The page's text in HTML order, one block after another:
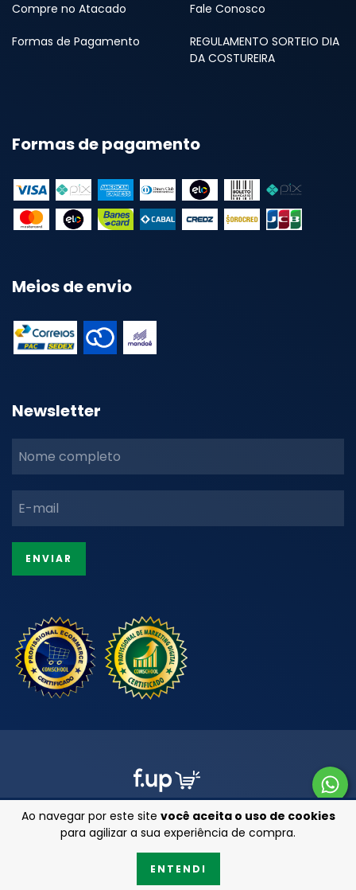
Ao navegar por este site você aceita o uso de cookies
para agilizar a sua experiência de compra.
ENTENDI
Compre no Atacado Fale Conosco
Formas de Pagamento
REGULAMENTO SORTEIO DIA
DA COSTUREIRA
Formas de pagamento
Meios de envio
Newsletter
Copyright Armarinhos 25 - 47201850000111 - 2026. Todos os direitos
reservados.